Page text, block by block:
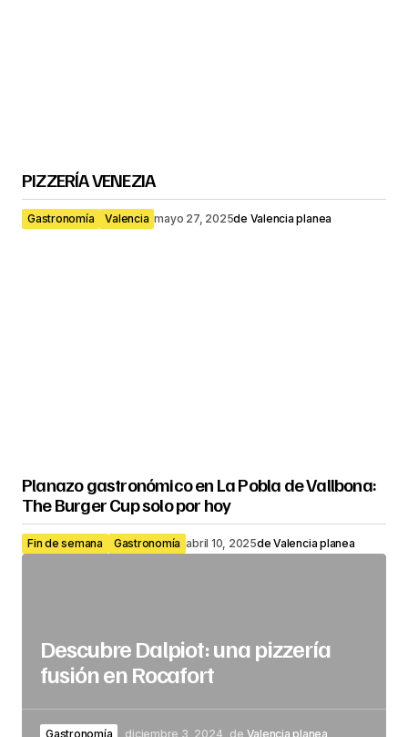
PIZZERÍA VENEZIA
Gastronomía Valencia mayo 27, 2025de Valencia planea
Planazo gastronómico en La Pobla de Vallbona:
The Burger Cup solo por hoy
Fin de semana Gastronomía abril 10, 2025de Valencia planea
Descubre Dalpiot: una pizzería
fusión en Rocafort
Gastronomía diciembre 3, 2024 de Valencia planea